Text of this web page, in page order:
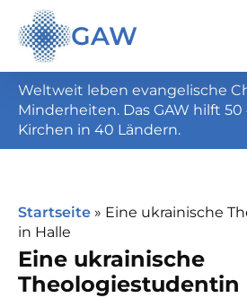
GAW
Weltweit leben evangelische
Minderheiten. Das GAW hilft
Kirchen in 40 Ländern.
Startseite » Eine ukrainische
in Halle
Eine ukrainische
Theologiestudentin